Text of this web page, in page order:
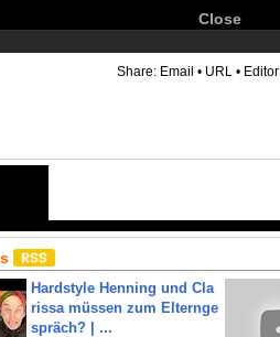
Close
Share: Email • URL • Editor
Hardstyle Henning und Cla
rissa müssen zum Elternge
spräch? | ...